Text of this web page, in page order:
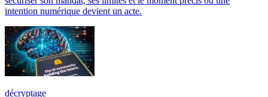
intention numérique devient un acte.
décryptage